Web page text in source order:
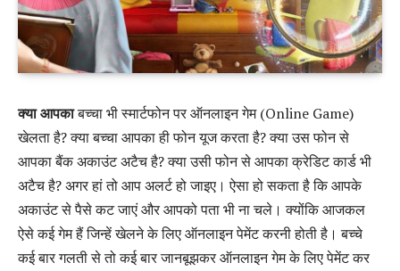
क्या आपकाबच्चा भी स्मार्टफोन पर ऑनलाइन गेम (Online Game)
खेलता है? क्या बच्चा आपका ही फोन यूज करता है? क्या उस फोन से
आपका बैंक अकाउंट अटैच है? क्या उसी फोन से आपका क्रेडिट कार्ड भी
अटैच है? अगर हां तो आप अलर्ट हो जाइए। ऐसा हो सकता है कि आपके
अकाउंट से पैसे कट जाएं और आपको पता भी ना चले। क्योंकि आजकल
ऐसे कई गेम हैं जिन्हें खेलने के लिए ऑनलाइन पेमेंट करनी होती है। बच्चे
कई बार गलती से तो कई बार जानबूझकर ऑनलाइन गेम के लिए पेमेंट कर